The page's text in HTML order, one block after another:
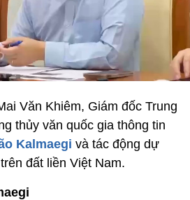
Văn Khiêm, Giám đốc Trung
thủy văn quốc gia thông tin
Kalmaegi và tác động dự
đất liền Việt Nam.